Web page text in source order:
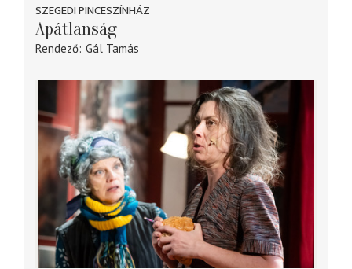
SZEGEDI PINCESZÍNHÁZ
Apátlanság
Rendező Gál Tamás